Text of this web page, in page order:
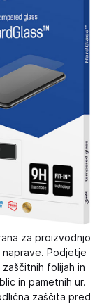
za proizvodnjo
Podjetje
folijah in
in pametnih ur.
zaščita pred